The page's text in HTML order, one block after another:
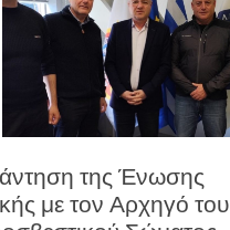
της Ένωσης
με τον Αρχηγό του